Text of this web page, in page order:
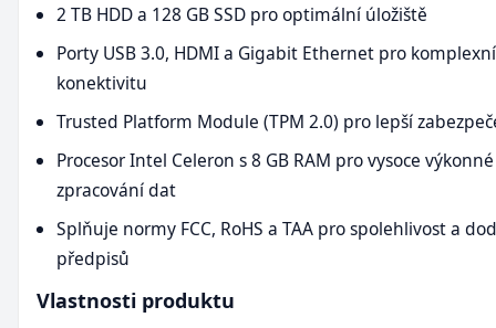
2 TB HDD a 128 GB SSD pro optimální úložiště
Porty USB 3.0, HDMI a Gigabit Ethernet pro komplexní
konektivitu
Trusted Platform Module (TPM 2.0) pro lepší
Procesor Intel Celeron s 8 GB RAM pro vysoce výkonné
zpracování dat
Splňuje normy FCC, RoHS a TAA pro spolehlivost a
předpisů
Vlastnosti produktu